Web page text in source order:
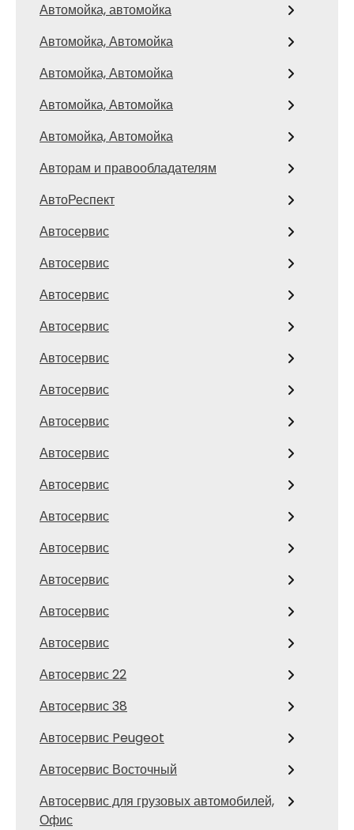
Автомойка, автомойка
Автомойка, Автомойка
Автомойка, Автомойка
Автомойка, Автомойка
Автомойка, Автомойка
Авторам и правообладателям
АвтоРеспект
Автосервис
Автосервис
Автосервис
Автосервис
Автосервис
Автосервис
Автосервис
Автосервис
Автосервис
Автосервис
Автосервис
Автосервис
Автосервис
Автосервис
Автосервис 22
Автосервис 38
Автосервис Peugeot
Автосервис Восточный
Автосервис для грузовых автомобилей,
Офис